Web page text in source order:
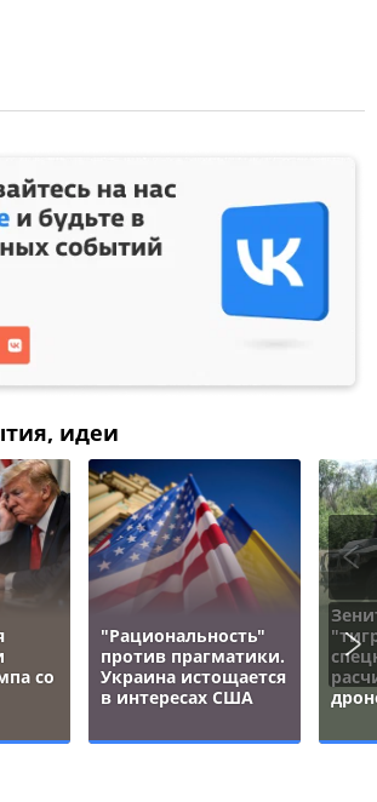
идеи
со
"Рациональность"
против прагматики.
Украина истощается
в интересах США